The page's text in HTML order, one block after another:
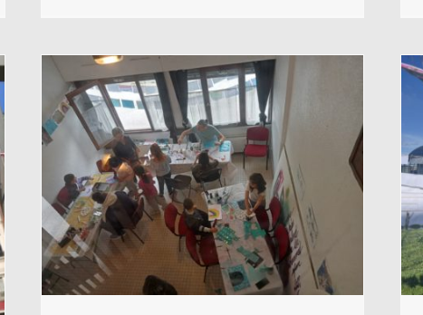
La Grande Lessive passe aussi
par le Narbo Via
Musee Territoires